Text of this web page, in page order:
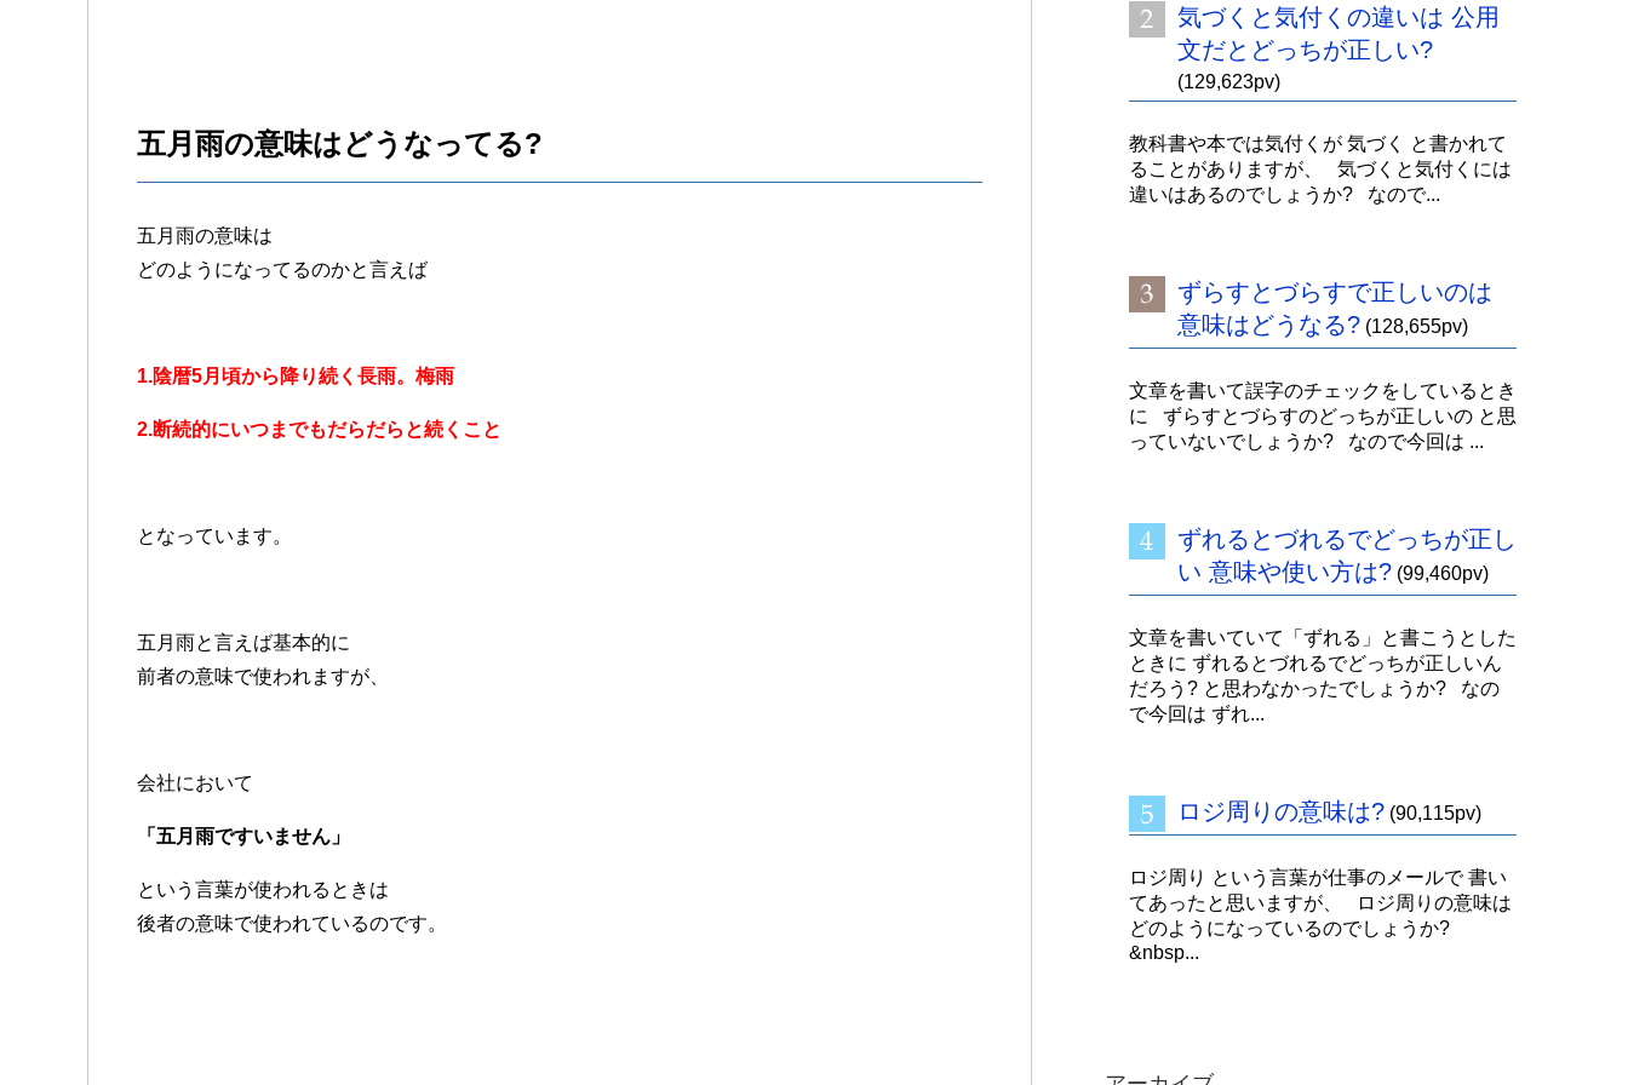
五月雨の意味はどうなってる?
五月雨の意味は
どのようになってるのかと言えば
1.陰暦5月頃から降り続く長雨。梅雨
2.断続的にいつまでもだらだらと続くこと
となっています。
五月雨と言えば基本的に
前者の意味で使われますが、
会社において
「五月雨ですいません」
という言葉が使われるときは
後者の意味で使われているのです。
気づくと気付くの違いは 公用
文だとどっちが正しい?
(129,623pv)
教科書や本では気付くが 気づく と書かれて
ることがありますが、 気づくと気付くには
違いはあるのでしょうか? なので...
ずらすとづらすで正しいのは
意味はどうなる? (128,655pv)
文章を書いて誤字のチェックをしているとき
に ずらすとづらすのどっちが正しいの と思
っていないでしょうか? なので今回は ...
ずれるとづれるでどっちが正し
い 意味や使い方は? (99,460pv)
文章を書いていて「ずれる」と書こうとした
ときに ずれるとづれるでどっちが正しいん
だろう? と思わなかったでしょうか? なの
で今回は ずれ...
ロジ周りの意味は? (90,115pv)
ロジ周り という言葉が仕事のメールで 書い
てあったと思いますが、 ロジ周りの意味は
どのようになっているのでしょうか?
&nbsp...